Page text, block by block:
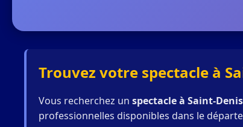
Trouvez votre spectacle à
Vous recherchez unspectacle à Saint-Denis
professionnelles disponibles dans le